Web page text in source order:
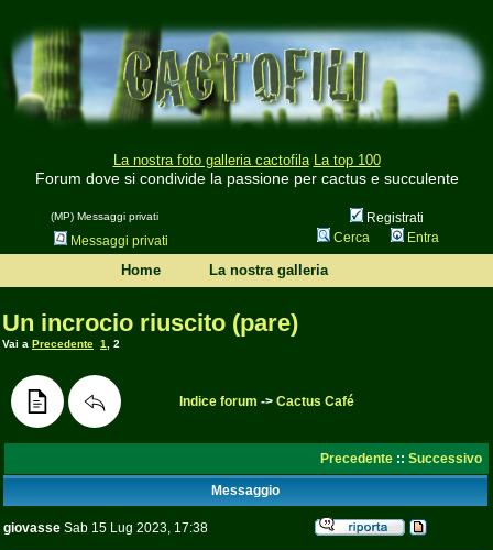
La nostra foto galleria cactofila La top 100
Forum dove si condivide la passione per cactus e succulente
(MP) Messaggi privati
Registrati
Messaggi privati
Cerca Entra
Home La nostra galleria
Un incrocio riuscito (pare)
Vai a Precedente 1 2
Indice forum -> Cactus Café
Precedente :: Successivo
Messaggio
giovasse Sab 15 Lug 2023, 17:38